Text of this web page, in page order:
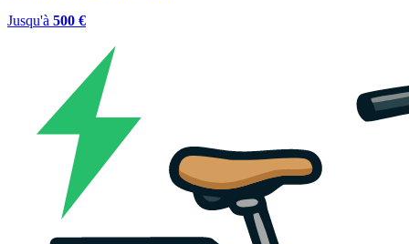
Jusqu'à 500 €